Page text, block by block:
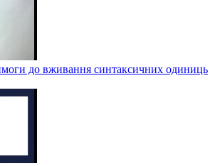
до вживання синтаксичних одиниць